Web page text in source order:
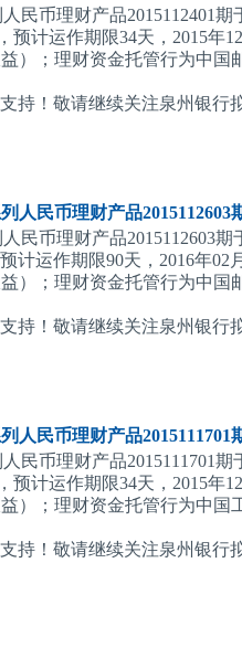
民币理财产品2015112401期
预计运作期限34天，2015年
）；理财资金托管行为中国
持！敬请继续关注泉州银行
人民币理财产品2015112603
民币理财产品2015112603期
计运作期限90天，2016年02
）；理财资金托管行为中国
持！敬请继续关注泉州银行
人民币理财产品2015111701
民币理财产品2015111701期
预计运作期限34天，2015年
）；理财资金托管行为中国
持！敬请继续关注泉州银行